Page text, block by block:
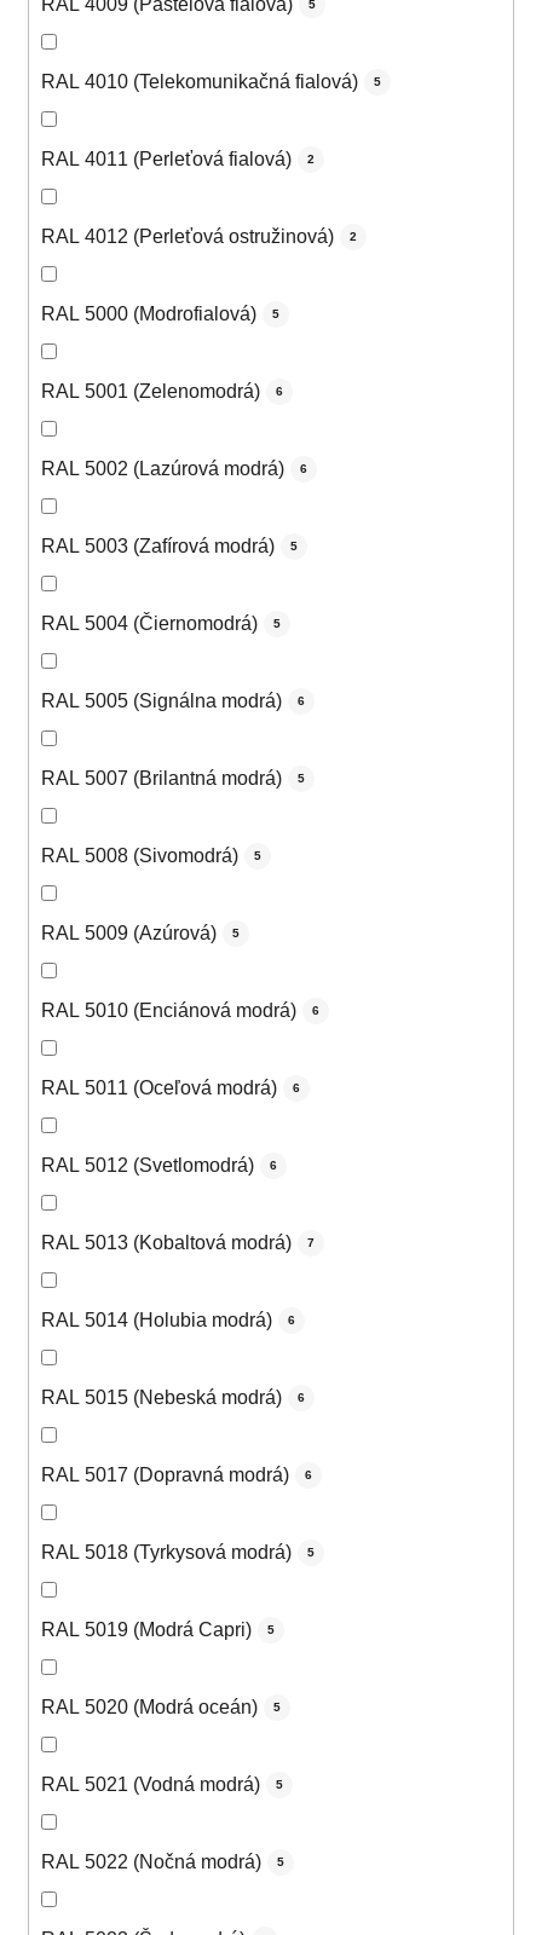
RAL 4009 (Pastelová fialová) 5
RAL 4010 (Telekomunikačná fialová) 5
RAL 4011 (Perleťová fialová) 2
RAL 4012 (Perleťová ostružinová) 2
RAL 5000 (Modrofialová) 5
RAL 5001 (Zelenomodrá) 6
RAL 5002 (Lazúrová modrá) 6
RAL 5003 (Zafírová modrá) 5
RAL 5004 (Čiernomodrá) 5
RAL 5005 (Signálna modrá) 6
RAL 5007 (Brilantná modrá) 5
RAL 5008 (Sivomodrá) 5
RAL 5009 (Azúrová) 5
RAL 5010 (Enciánová modrá) 6
RAL 5011 (Oceľová modrá) 6
RAL 5012 (Svetlomodrá) 6
RAL 5013 (Kobaltová modrá) 7
RAL 5014 (Holubia modrá) 6
RAL 5015 (Nebeská modrá) 6
RAL 5017 (Dopravná modrá) 6
RAL 5018 (Tyrkysová modrá) 5
RAL 5019 (Modrá Capri) 5
RAL 5020 (Modrá oceán) 5
RAL 5021 (Vodná modrá) 5
RAL 5022 (Nočná modrá) 5